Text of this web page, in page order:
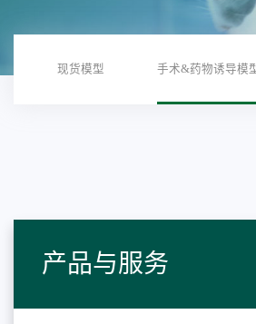
现货模型 手术&药物诱导模
产品与服务